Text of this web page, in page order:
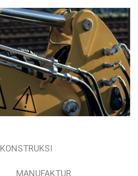
KONSTRUKSI
MANUFAKTUR